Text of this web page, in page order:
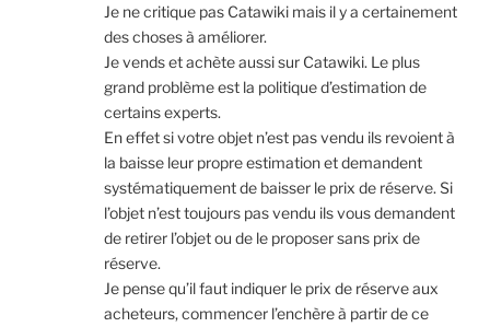
Je ne critique pas Catawiki mais il y a certainement
des choses à améliorer.
Je vends et achète aussi sur Catawiki. Le plus
grand problème est la politique d’estimation de
certains experts.
En effet si votre objet n’est pas vendu ils revoient à
la baisse leur propre estimation et demandent
systématiquement de baisser le prix de réserve. Si
l’objet n’est toujours pas vendu ils vous demandent
de retirer l’objet ou de le proposer sans prix de
réserve.
Je pense qu’il faut indiquer le prix de réserve aux
acheteurs, commencer l’enchère à partir de ce